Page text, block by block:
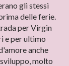
gli stessi
delle ferie.
per Virgin
e per ultimo
anche
molto